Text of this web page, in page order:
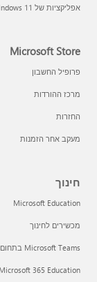
אפליקציות של Windows 11‏
Microsoft Store
פרופיל החשבון
מרכז ההורדות
החזרות
מעקב אחר הזמנות
חינוך
Microsoft Education
מכשירים לחינוך
Microsoft Teams בתחום החינוך
Microsoft 365 Education